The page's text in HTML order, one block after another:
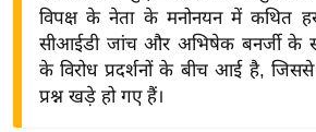
द्योविपक्ष के नेता के मनोनयन में कथित
सीआईडी जांच और अभिषेक बनर्जी के
के विरोध प्रदर्शनों के बीच आई है, जिससे
प्रश्न खड़े हो गए हैं।